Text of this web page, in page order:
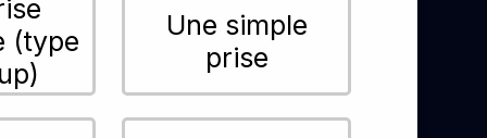
(type
Une simple
prise